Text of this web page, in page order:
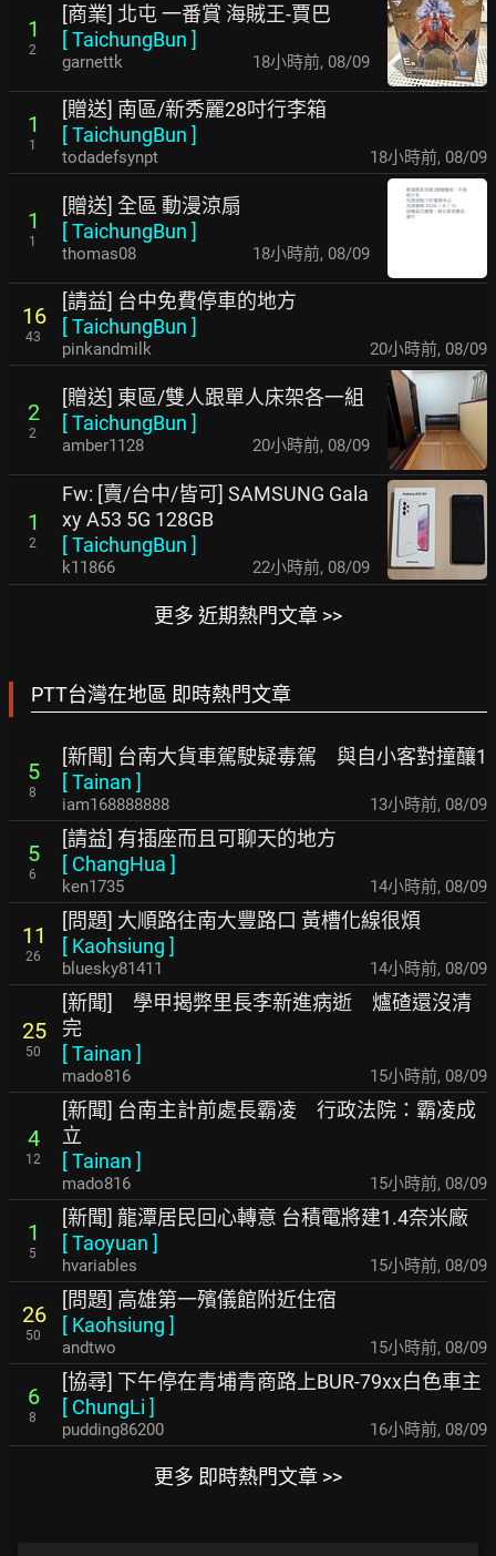
1
2
[商業] 北屯 一番賞 海賊王-賈巴
[TaichungBun ]
garnettk 18小時前, 08/09
1
1
[贈送] 南區/新秀麗28吋行李箱
[TaichungBun ]
todadefsynpt 18小時前, 08/09
1
1
[贈送] 全區 動漫涼扇
[TaichungBun ]
thomas08 18小時前, 08/09
16
43
[請益] 台中免費停車的地方
[TaichungBun ]
pinkandmilk 20小時前, 08/09
2
2
[贈送] 東區/雙人跟單人床架各一組
[TaichungBun ]
amber1128 20小時前, 08/09
1
2
Fw: [賣/台中/皆可] SAMSUNG Gala
xy A53 5G 128GB
[TaichungBun ]
k11866 22小時前, 08/09
更多 近期熱門文章 >>
PTT台灣在地區 即時熱門文章
5
8
[新聞] 台南大貨車駕駛疑毒駕 與自小客對撞釀1
[Tainan ]
iam168888888 13小時前, 08/09
5
6
[請益] 有插座而且可聊天的地方
[ ChangHua ]
ken1735 14小時前, 08/09
11
26
[問題] 大順路往南大豐路口 黃槽化線很煩
[ Kaohsiung ]
bluesky81411 14小時前, 08/09
25
50
[新聞] 學甲揭弊里長李新進病逝 爐碴還沒清
完
[Tainan ]
mado816 15小時前, 08/09
4
12
[新聞] 台南主計前處長霸凌 行政法院：霸凌成
立
[Tainan ]
mado816 15小時前, 08/09
1
5
[新聞] 龍潭居民回心轉意 台積電將建1.4奈米廠
[Taoyuan ]
hvariables 15小時前, 08/09
26
50
[問題] 高雄第一殯儀館附近住宿
[ Kaohsiung ]
andtwo 15小時前, 08/09
6
8
[協尋] 下午停在青埔青商路上BUR-79xx白色車主
[ ChungLi ]
pudding86200 16小時前, 08/09
更多 即時熱門文章 >>